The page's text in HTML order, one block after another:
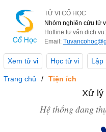
TỬ VI CỔ HỌC
Nhóm nghiên cứu tử
Hotline tư vấn dịch vụ:
Email:
Xem tử vi Học tử vi Lập
Trang chủ Tiện ích
Xử lý
Hệ thống đang